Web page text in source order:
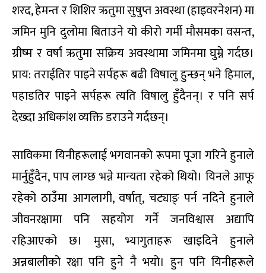
शरद, हेमन्त र शिशिर ऋतुमा सुषुप्त अवस्था (हाइवरनेशन) मा
जमिन मुनि दुलोमा बिताउने यो कीरो गर्मी मौसमका वसन्त,
ग्रीष्म र वर्षा ऋतुमा सक्रिय अवस्थामा जमिनमा घुम्ने गर्दछ।
प्राय: तराईतिर पाइने सर्पहरू बढी विषालु हुन्छन् भने हिमाल,
पहाडतिर पाइने सर्पहरू त्यति विषालु हुँदैनन्। र पनि सर्प
देख्दा अधिकांश व्यक्ति डराउने गर्दछन्।
साविकमा यिनीहरूलाई भगवानको रूपमा पूजा गरिने हुनाले
मार्नुहुँदैन, पाप लाग्छ भन्ने मान्यता रहेको थियो। यिनले आफू
रहेको ठाउँमा आगलागी, वर्षात्, चट्याङ् पर्न नदिने हुनाले
जीवनरक्षामा पनि सहयोग गर्ने जनविश्वास अद्यापि
रहिआएको छ। मुसा, भ्यागुताहरू खाइदिने हुनाले
अन्नबालीको रक्षा पनि हुने नै भयो। हुन पनि यिनीहरूले